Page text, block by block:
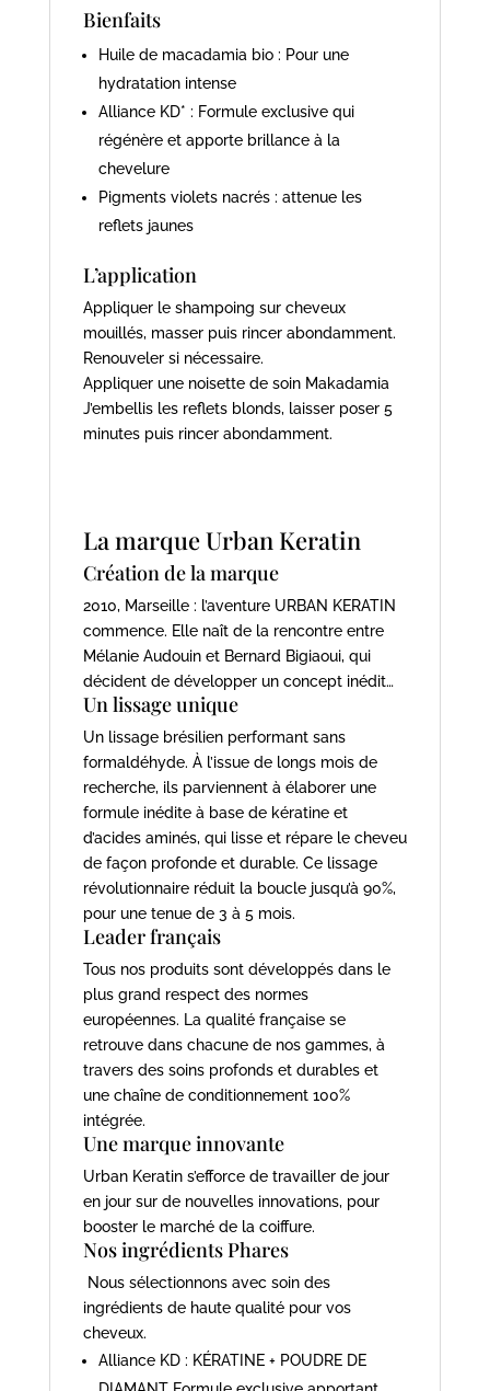
Bienfaits
Huile de macadamia bio : Pour une
hydratation intense
Alliance KD* : Formule exclusive qui
régénère et apporte brillance à la
chevelure
Pigments violets nacrés : attenue les
reflets jaunes
L’application
Appliquer le shampoing sur cheveux
mouillés, masser puis rincer abondamment.
Renouveler si nécessaire.
Appliquer une noisette de soin Makadamia
J’embellis les reflets blonds, laisser poser 5
minutes puis rincer abondamment.
La marque Urban Keratin
Création de la marque
2010, Marseille : l’aventure URBAN KERATIN
commence. Elle naît de la rencontre entre
Mélanie Audouin et Bernard Bigiaoui, qui
décident de développer un concept inédit…
Un lissage unique
Un lissage brésilien performant sans
formaldéhyde. À l’issue de longs mois de
recherche, ils parviennent à élaborer une
formule inédite à base de kératine et
d’acides aminés, qui lisse et répare le cheveu
de façon profonde et durable. Ce lissage
révolutionnaire réduit la boucle jusqu’à 90%,
pour une tenue de 3 à 5 mois.
Leader français
Tous nos produits sont développés dans le
plus grand respect des normes
européennes. La qualité française se
retrouve dans chacune de nos gammes, à
travers des soins profonds et durables et
une chaîne de conditionnement 100%
intégrée.
Une marque innovante
Urban Keratin s’efforce de travailler de jour
en jour sur de nouvelles innovations, pour
booster le marché de la coiffure.
Nos ingrédients Phares
Nous sélectionnons avec soin des
ingrédients de haute qualité pour vos
cheveux.
Alliance KD : KÉRATINE + POUDRE DE